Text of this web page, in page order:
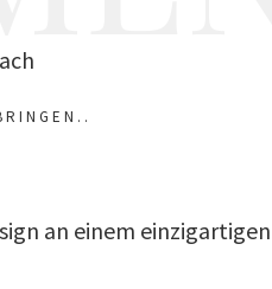
an einem einzigartigen